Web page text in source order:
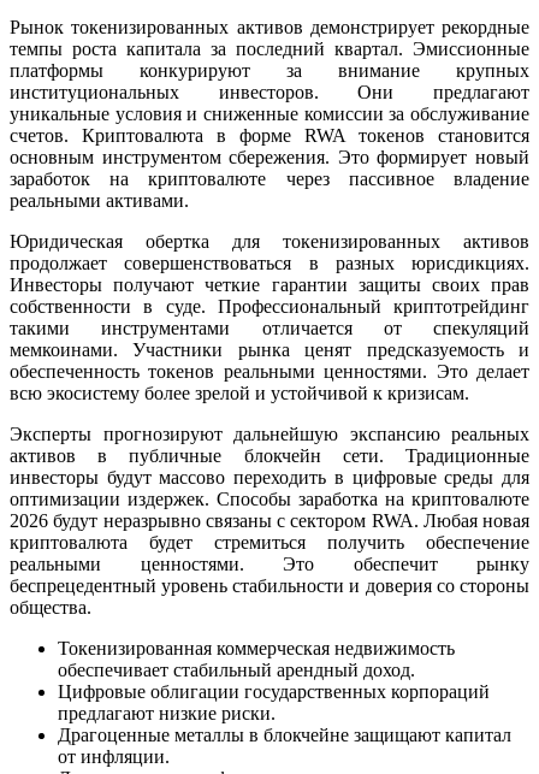
Рынок токенизированных активов демонстрирует рекордные
темпы роста капитала за последний квартал. Эмиссионные
платформы конкурируют за внимание крупных
институциональных инвесторов. Они предлагают
уникальные условия и сниженные комиссии за обслуживание
счетов. Криптовалюта в форме RWA токенов становится
основным инструментом сбережения. Это формирует новый
заработок на криптовалюте через пассивное владение
реальными активами.
Юридическая обертка для токенизированных активов
продолжает совершенствоваться в разных юрисдикциях.
Инвесторы получают четкие гарантии защиты своих прав
собственности в суде. Профессиональный криптотрейдинг
такими инструментами отличается от спекуляций
мемкоинами. Участники рынка ценят предсказуемость и
обеспеченность токенов реальными ценностями. Это делает
всю экосистему более зрелой и устойчивой к кризисам.
Эксперты прогнозируют дальнейшую экспансию реальных
активов в публичные блокчейн сети. Традиционные
инвесторы будут массово переходить в цифровые среды для
оптимизации издержек. Способы заработка на криптовалюте
2026 будут неразрывно связаны с сектором RWA. Любая новая
криптовалюта будет стремиться получить обеспечение
реальными ценностями. Это обеспечит рынку
беспрецедентный уровень стабильности и доверия со стороны
общества.
Токенизированная коммерческая недвижимость
обеспечивает стабильный арендный доход.
Цифровые облигации государственных корпораций
предлагают низкие риски.
Драгоценные металлы в блокчейне защищают капитал
от инфляции.